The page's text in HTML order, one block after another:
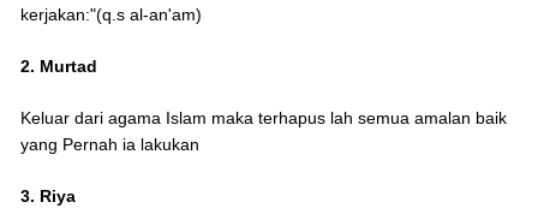
kerjakan:"(q.s al-an'am)
2. Murtad
Keluar dari agama Islam maka terhapus lah semua amalan baik
yang Pernah ia lakukan
3. Riya